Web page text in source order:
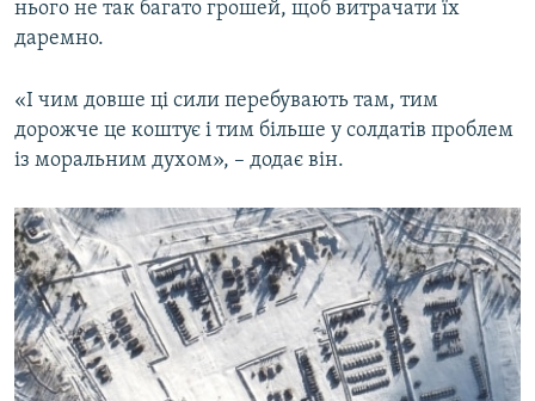
нього не так багато грошей, щоб витрачати їх
даремно.
«І чим довше ці сили перебувають там, тим
дорожче це коштує і тим більше у солдатів проблем
із моральним духом», – додає він.